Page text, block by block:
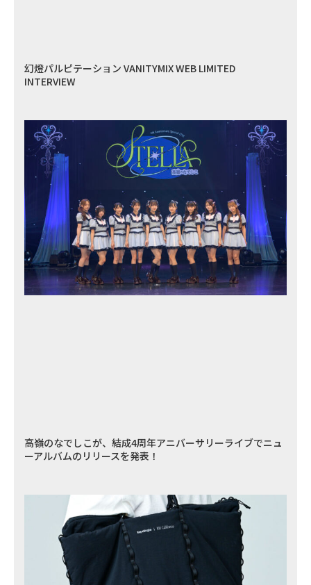
幻燈パルピテーション VANITYMIX WEB LIMITED
INTERVIEW
高嶺のなでしこが、結成4周年アニバーサリーライブでニュ
ーアルバムのリリースを発表！